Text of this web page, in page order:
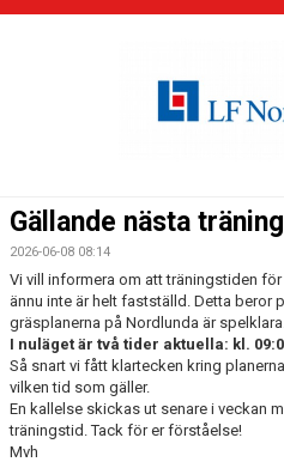
TRUPPEN
BILDGALLERI
DOKUMENT
KONTAKT
Gällande nästa
2026-06-08 08:14
Vi vill informera om att träningstiden
ännu inte är helt fastställd. Detta beror
gräsplanerna på Nordlunda är
I nuläget är två tider aktuella: kl.
Så snart vi fått klartecken kring
vilken tid som gäller.
En kallelse skickas ut senare i veckan
träningstid. Tack för er förståelse!
Mvh